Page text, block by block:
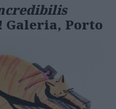
Galeria, Porto